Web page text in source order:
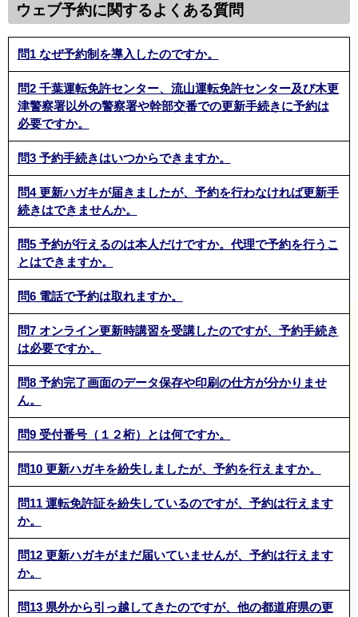
ウェブ予約に関するよくある質問
問1 なぜ予約制を導入したのですか。
問2 千葉運転免許センター、流山運転免許センター及び木更
津警察署以外の警察署や幹部交番での更新手続きに予約は
必要ですか。
問3 予約手続きはいつからできますか。
問4 更新ハガキが届きましたが、予約を行わなければ更新手
続きはできませんか。
問5 予約が行えるのは本人だけですか。代理で予約を行うこ
とはできますか。
問6 電話で予約は取れますか。
問7 オンライン更新時講習を受講したのですが、予約手続き
は必要ですか。
問8 予約完了画面のデータ保存や印刷の仕方が分かりませ
ん。
問9 受付番号（１２桁）とは何ですか。
問10 更新ハガキを紛失しましたが、予約を行えますか。
問11 運転免許証を紛失しているのですが、予約は行えます
か。
問12 更新ハガキがまだ届いていませんが、予約は行えます
か。
問13 県外から引っ越してきたのですが、他の都道府県の更